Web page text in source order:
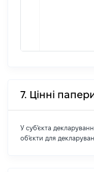
7. Цінні
У суб'єкта
об'єкти для